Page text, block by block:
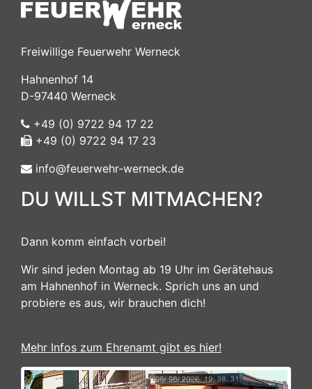
Freiwillige Feuerwehr Werneck
Hahnenhof 14
D-97440 Werneck
+49 (0) 9722 94 17 22
+49 (0) 9722 94 17 23
info@feuerwehr-werneck.de
DU WILLST MITMACHEN?
Dann komm einfach vorbei!
Wir sind jeden Montag ab 19 Uhr im Gerätehaus
am Hahnenhof in Werneck. Sprich uns an und
probiere es aus, wir brauchen dich!
Mehr Infos zum Ehrenamt gibt es hier!